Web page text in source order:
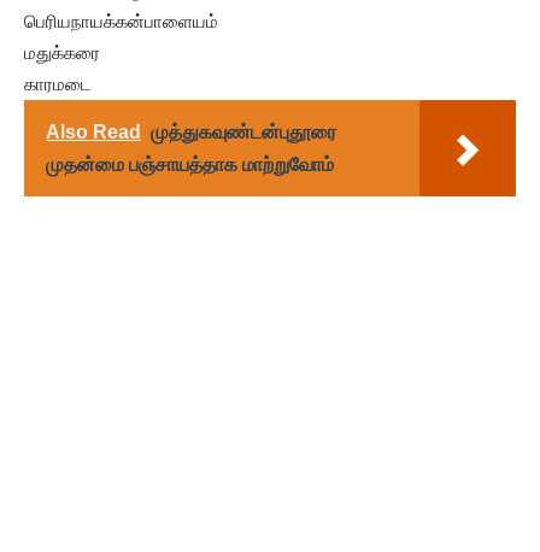
பெரியநாயக்கன்பாளையம்
மதுக்கரை
காரமடை
Also Read
முத்துகவுண்டன்புதூரை
முதன்மை பஞ்சாயத்தாக மாற்றுவோம்